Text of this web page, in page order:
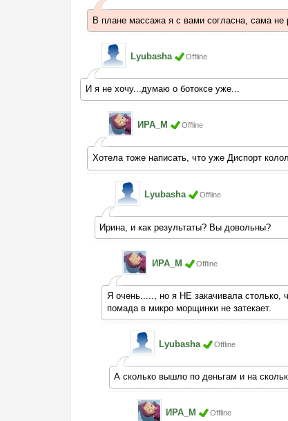
В плане массажа я с вами согласна, сама не
Lyubasha Offline
И я не хочу...думаю о ботоксе уже...
ИРА_М Offline
Хотела тоже написать, что уже Диспорт
Lyubasha Offline
Ирина, и как результаты? Вы довольны?
ИРА_М Offline
Я очень....., но я НЕ закачивала
помада в микро морщинки не затекает.
Lyubasha Offline
А сколько вышло по деньгам и на
ИРА_М Offline